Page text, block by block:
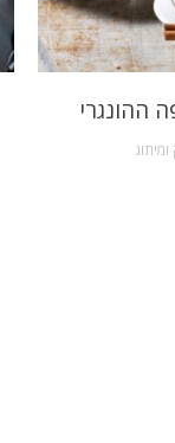
ההונגרי
ומיתוג